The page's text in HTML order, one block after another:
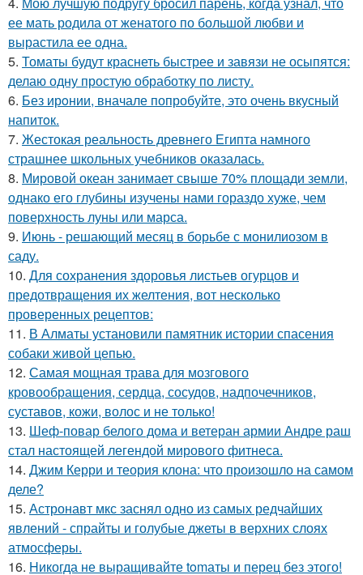
ее мать родила от женатого по большой любви и
вырастила ее одна.
5. Томаты будут краснеть быстрее и завязи не осыпятся:
делаю одну простую обработку по листу.
6. Без ирoнии, вначале попробуйте, это очень вкусный
напитoк.
7. Жестокая реальность древнего Египта намного
страшнее школьных учебников оказалась.
8. Мировой океан занимает свыше 70% площади земли,
однако его глубины изучены нами гораздо хуже, чем
поверхность луны или марса.
9. Июнь - решающий месяц в борьбе с монилиозом в
саду.
10. Для сохранения здоровья листьев огурцов и
предотвращения их желтения, вот несколько
проверенных рецептов:
11. В Алматы установили памятник истории спасения
собаки живой цепью.
12. Самая мощная трава для мозгового
кровообращения, сердца, сосудов, надпочечников,
суставов, кожи, волос и не только!
13. Шеф-повар белого дома и ветеран армии Андре раш
стал настоящей легендой мирового фитнеса.
14. Джим Керри и теория клона: что произошло на самом
деле?
15. Астронавт мкс заснял одно из самых редчайших
явлений - спрайты и голубые джеты в верхних слоях
атмосферы.
16. Hикогда не выращивайте tomаты и перец без этого!